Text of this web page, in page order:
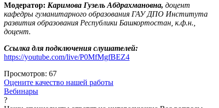
Модератор: Каримова Гузель Абдрахмановна, доцент
кафедры гуманитарного образования ГАУ ДПО Института
развития образования Республики Башкортостан, к.ф.н.,
доцент.
Ссылка для подключения слушателей:
https://youtube.com/live/P0MfMgfBEZ4
Просмотров: 67
Оцените качество нашей работы
Вебинары
?